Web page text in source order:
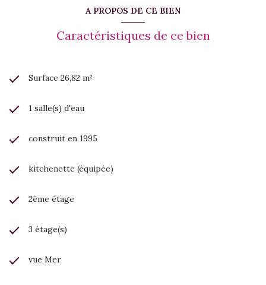
Gestion locative Alias immobilier
A PROPOS DE CE BIEN
Caractéristiques de ce bien
Surface 26,82 m²
1 salle(s) d'eau
construit en 1995
kitchenette (équipée)
2ème étage
3 étage(s)
vue Mer